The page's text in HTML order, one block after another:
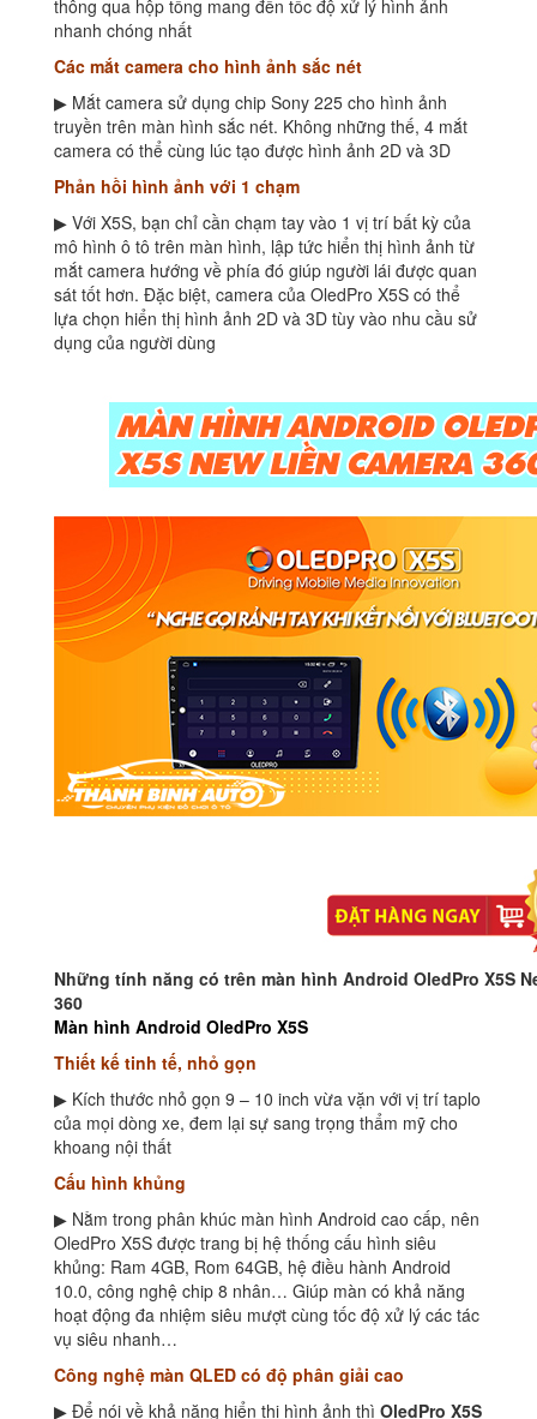
thông qua hộp tổng mang đến tốc độ xử lý hình ảnh
nhanh chóng nhất
Các mắt camera cho hình ảnh sắc nét
▶ Mắt camera sử dụng chip Sony 225 cho hình ảnh
truyền trên màn hình sắc nét. Không những thế, 4 mắt
camera có thể cùng lúc tạo được hình ảnh 2D và 3D
Phản hồi hình ảnh với 1 chạm
▶ Với X5S, bạn chỉ cần chạm tay vào 1 vị trí bất kỳ của
mô hình ô tô trên màn hình, lập tức hiển thị hình ảnh từ
mắt camera hướng về phía đó giúp người lái được quan
sát tốt hơn. Đặc biệt, camera của OledPro X5S có thể
lựa chọn hiển thị hình ảnh 2D và 3D tùy vào nhu cầu sử
dụng của người dùng
Những tính năng có trên màn hình Android OledPro X5S
360
Màn hình Android OledPro X5S
Thiết kế tinh tế, nhỏ gọn
▶ Kích thước nhỏ gọn 9 – 10 inch vừa vặn với vị trí taplo
của mọi dòng xe, đem lại sự sang trọng thẩm mỹ cho
khoang nội thất
Cấu hình khủng
▶ Nằm trong phân khúc màn hình Android cao cấp, nên
OledPro X5S được trang bị hệ thống cấu hình siêu
khủng: Ram 4GB, Rom 64GB, hệ điều hành Android
10.0, công nghệ chip 8 nhân… Giúp màn có khả năng
hoạt động đa nhiệm siêu mượt cùng tốc độ xử lý các tác
vụ siêu nhanh…
Công nghệ màn QLED có độ phân giải cao
▶ Để nói về khả năng hiển thị hình ảnh thì OledPro X5S